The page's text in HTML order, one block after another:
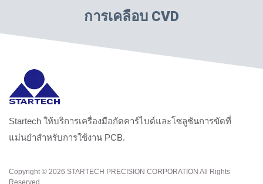
การเคลือบ CVD
Startech ให้บริการเครื่องมือกัดคาร์ไบด์และโซลูชันการขัดที่
แม่นยำสำหรับการใช้งาน PCB.
Copyright © 2026 STARTECH PRECISION CORPORATION All Rights
Reserved.